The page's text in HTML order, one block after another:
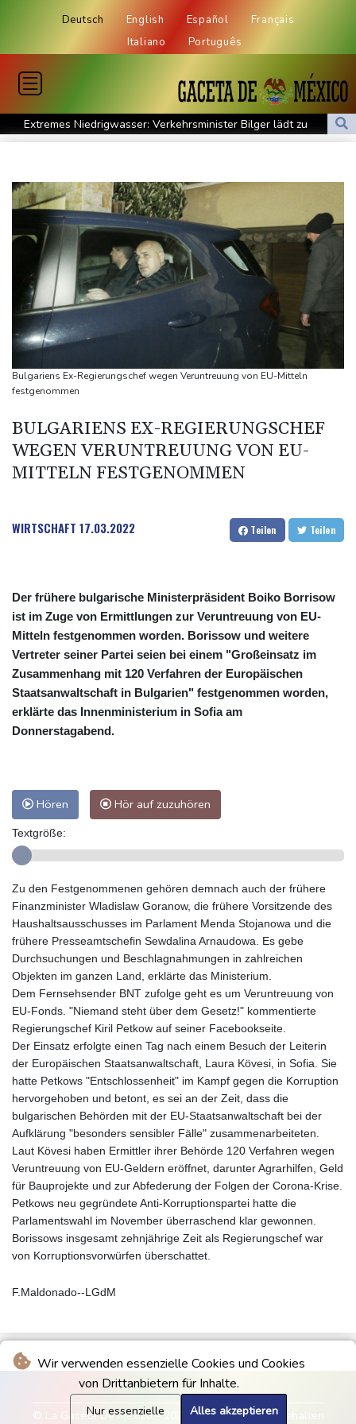
Wir verwenden essenzielle Cookies und Cookies
von Drittanbietern für Inhalte.
Nur essenzielle Alles akzeptieren
Deutsch English Español
Français
Italiano
Português
Extremes Niedrigwasser: Verkehrsminister Bilger lädt zu
Spitzentreffen in Bonn
syrischem Bürgerkrieg
Urteil in Prozess um tödlichen Autoanschlag auf Verdi-
Demonstration in München
Vorwurf der Preisabsprache: Drei US-Produzenten müssen 53
Millionen Eier spenden
Investoren-Affäre: Fifa-Spitze stellt sich "uneingeschränkt" hinter
Infantino
Steinmeier-Nachfolge: Özdemir spricht sich für eine Frau aus
Wissenschaftler bestätigen: Schrottteil von SpaceX-Rakete auf
Mond eingeschlagen
und dann doch gestorben
Niedrigwasser: Ex-Umweltministerin Lemke fordert
grundsätzliche Gegenmaßnahmen
Bulgariens Ex-Regierungschef wegen Veruntreuung von EU-Mitteln
festgenommen
BULGARIENS EX-REGIERUNGSCHEF
WEGEN VERUNTREUUNG VON EU-
MITTELN FESTGENOMMEN
WIRTSCHAFT 17.03.2022 Teilen Teilen
Der frühere bulgarische Ministerpräsident Boiko Borrisow
ist im Zuge von Ermittlungen zur Veruntreuung von EU-
Mitteln festgenommen worden. Borissow und weitere
Vertreter seiner Partei seien bei einem "Großeinsatz im
Zusammenhang mit 120 Verfahren der Europäischen
Staatsanwaltschaft in Bulgarien" festgenommen worden,
erklärte das Innenministerium in Sofia am
Donnerstagabend.
Hören Hör auf zuzuhören
Textgröße:
Zu den Festgenommenen gehören demnach auch der frühere
Finanzminister Wladislaw Goranow, die frühere Vorsitzende des
Haushaltsausschusses im Parlament Menda Stojanowa und die
frühere Presseamtschefin Sewdalina Arnaudowa. Es gebe
Durchsuchungen und Beschlagnahmungen in zahlreichen
Objekten im ganzen Land, erklärte das Ministerium.
Dem Fernsehsender BNT zufolge geht es um Veruntreuung von
EU-Fonds. "Niemand steht über dem Gesetz!" kommentierte
Regierungschef Kiril Petkow auf seiner Facebookseite.
Der Einsatz erfolgte einen Tag nach einem Besuch der Leiterin
der Europäischen Staatsanwaltschaft, Laura Kövesi, in Sofia. Sie
hatte Petkows "Entschlossenheit" im Kampf gegen die Korruption
hervorgehoben und betont, es sei an der Zeit, dass die
bulgarischen Behörden mit der EU-Staatsanwaltschaft bei der
Aufklärung "besonders sensibler Fälle" zusammenarbeiteten.
Laut Kövesi haben Ermittler ihrer Behörde 120 Verfahren wegen
Veruntreuung von EU-Geldern eröffnet, darunter Agrarhilfen, Geld
für Bauprojekte und zur Abfederung der Folgen der Corona-Krise.
Petkows neu gegründete Anti-Korruptionspartei hatte die
Parlamentswahl im November überraschend klar gewonnen.
Borissows insgesamt zehnjährige Zeit als Regierungschef war
von Korruptionsvorwürfen überschattet.
F.Maldonado--LGdM
© La Gaceta De Mexico - 2026 - Alle Rechte vorbehalten